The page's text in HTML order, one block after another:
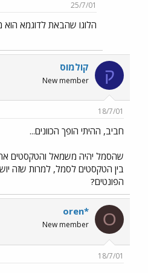
25/7/01
הלוגו שהבאת לדוגמא
ק קולמוס
New member
18/7/01
חביב, ההיתי הופך הכוונים...
שהסמל יהיה משמאל והטקסטים
בין הטקסטים לסמל, למרות שזה
הפונטים?
O
oren*
New member
18/7/01